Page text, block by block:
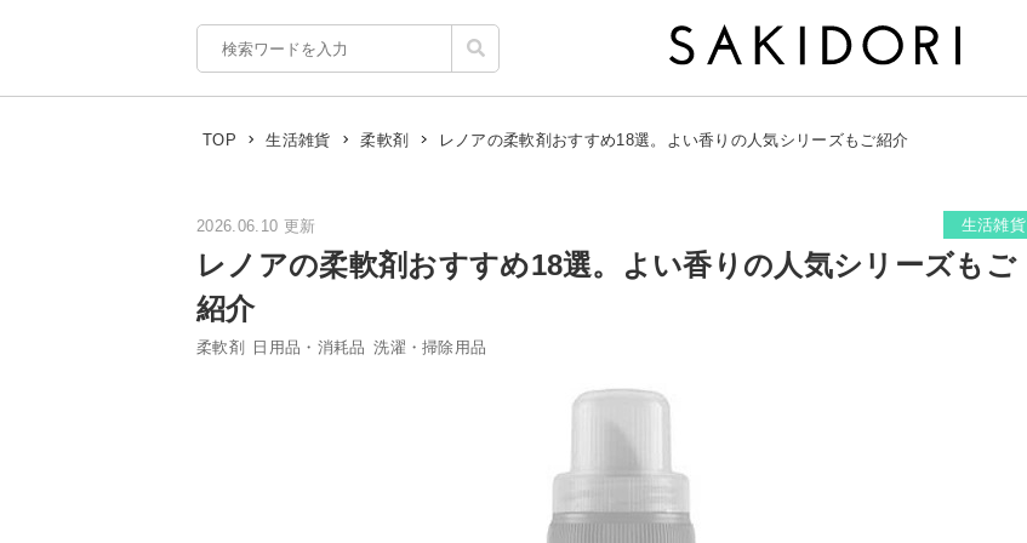
TOP 生活雑貨 柔軟剤 レノアの柔軟剤おすすめ18選。よい香りの人気シリーズもご紹介
2026.06.10 更新 生活雑貨
レノアの柔軟剤おすすめ18選。よい香りの人気シリーズもご
紹介
柔軟剤 日用品・消耗品 洗濯・掃除用品